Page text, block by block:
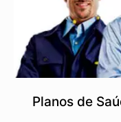
Planos de